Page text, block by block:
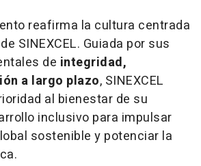
reafirma la cultura centrada
SINEXCEL. Guiada por sus
de integridad,
a largo plazo, SINEXCEL
al bienestar de su
inclusivo para impulsar
sostenible y potenciar la